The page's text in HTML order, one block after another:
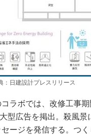
日建設計プレスリリース
ラボでは、改修工事
型広告を掲出。殺風
セージを発信する。つ